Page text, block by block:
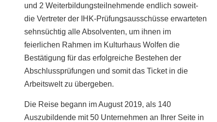
und 2 Weiterbildungsteilnehmende endlich soweit-
die Vertreter der IHK-Prüfungsausschüsse erwarteten
sehnsüchtig alle Absolventen, um ihnen im
feierlichen Rahmen im Kulturhaus Wolfen die
Bestätigung für das erfolgreiche Bestehen der
Abschlussprüfungen und somit das Ticket in die
Arbeitswelt zu übergeben.
Die Reise begann im August 2019, als 140
Auszubildende mit 50 Unternehmen an Ihrer Seite in